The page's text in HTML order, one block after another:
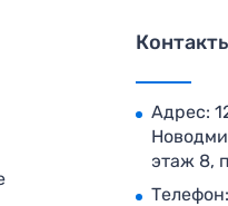
Адрес:
этаж 8,
Телефон: